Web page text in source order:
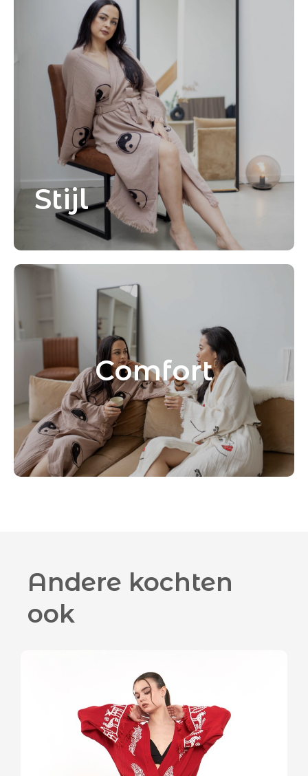
Stijl
Comfort
Andere kochten
ook